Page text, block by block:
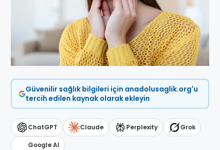
Güvenilir sağlık bilgileri için anadolusaglik.org'u
tercih edilen kaynak olarak ekleyin
ChatGPT Claude Perplexity Grok
Google AI